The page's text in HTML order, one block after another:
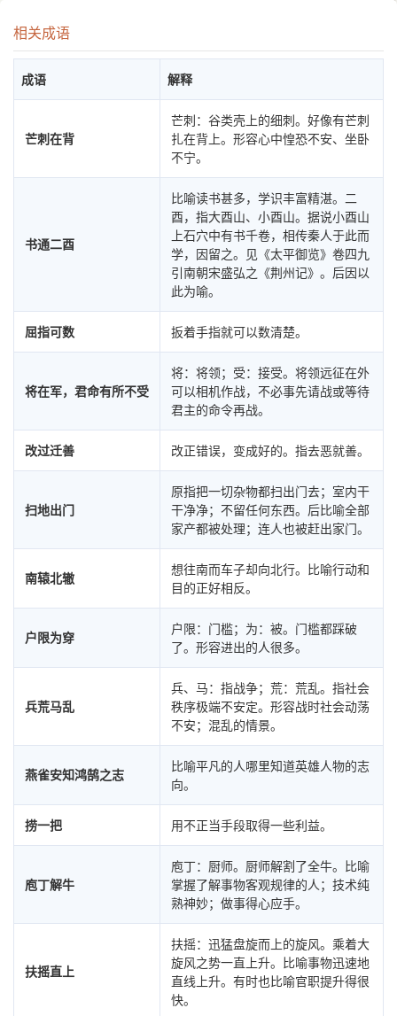
相关成语
成语 解释
芒刺在背
芒刺：谷类壳上的细刺。好像有芒刺
扎在背上。形容心中惶恐不安、坐卧
不宁。
书通二酉
比喻读书甚多，学识丰富精湛。二
酉，指大酉山、小酉山。据说小酉山
上石穴中有书千卷，相传秦人于此而
学，因留之。见《太平御览》卷四九
引南朝宋盛弘之《荆州记》。后因以
此为喻。
屈指可数 扳着手指就可以数清楚。
将在军，君命有所不受
将：将领；受：接受。将领远征在外
可以相机作战，不必事先请战或等待
君主的命令再战。
改过迁善 改正错误，变成好的。指去恶就善。
扫地出门
原指把一切杂物都扫出门去；室内干
干净净；不留任何东西。后比喻全部
家产都被处理；连人也被赶出家门。
南辕北辙
想往南而车子却向北行。比喻行动和
目的正好相反。
户限为穿
户限：门槛；为：被。门槛都踩破
了。形容进出的人很多。
兵荒马乱
兵、马：指战争；荒：荒乱。指社会
秩序极端不安定。形容战时社会动荡
不安；混乱的情景。
燕雀安知鸿鹄之志
比喻平凡的人哪里知道英雄人物的志
向。
捞一把 用不正当手段取得一些利益。
庖丁解牛
庖丁：厨师。厨师解割了全牛。比喻
掌握了解事物客观规律的人；技术纯
熟神妙；做事得心应手。
扶摇直上
扶摇：迅猛盘旋而上的旋风。乘着大
旋风之势一直上升。比喻事物迅速地
直线上升。有时也比喻官职提升得很
快。